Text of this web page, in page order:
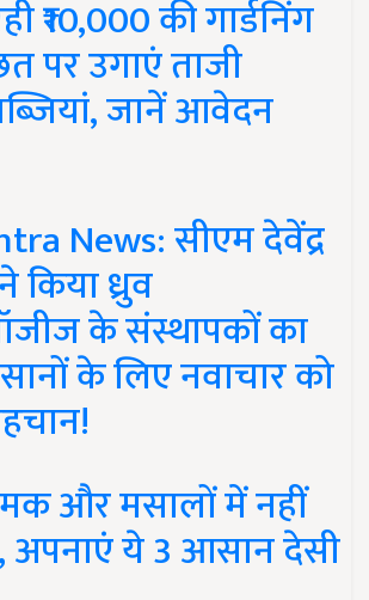
₹10,000 की गार्डनिंग
पर उगाएं ताजी
जानें आवेदन
News: सीएम देवेंद्र
ध्रुव
के संस्थापकों का
के लिए नवाचार को
और मसालों में नहीं
अपनाएं ये 3 आसान देसी